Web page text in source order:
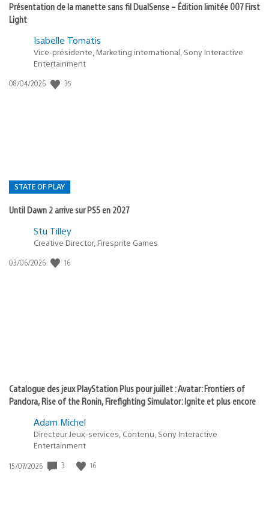
Présentation de la manette sans fil DualSense – Édition limitée 007 First
Light
Isabelle Tomatis
Vice-présidente, Marketing international, Sony Interactive
Entertainment
Date
08/04/2026 35
STATE OF PLAY
Until Dawn 2 arrive sur PS5 en 2027
Postée
:
state
Stu Tilley
Creative Director, Firesprite Games
Date
03/06/2026 16
Catalogue des jeux PlayStation Plus pour juillet : Avatar: Frontiers of
Pandora, Rise of the Ronin, Firefighting Simulator: Ignite et plus encore
Adam Michel
Directeur Jeux-services, Contenu, Sony Interactive
Entertainment
Date
15/07/2026 3 16